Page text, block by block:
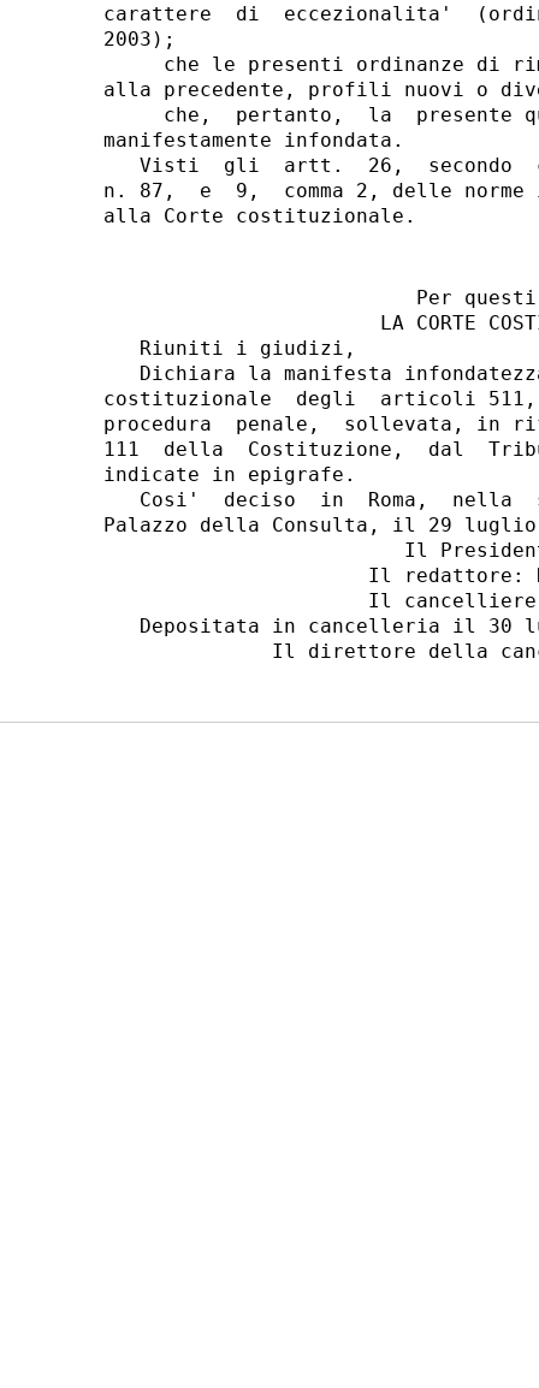
Per
LA CORTE
   Riuniti i giudizi,
Dichiara la manifesta
costituzionale  degli  articoli 511,
procedura  penale,  sollevata, in
111  della  Costituzione,  dal
indicate in epigrafe.
Cosi'  deciso  in  Roma,  nella
Palazzo della Consulta, il 29 luglio
Il
Il redattore:
Il
Depositata in cancelleria il 30